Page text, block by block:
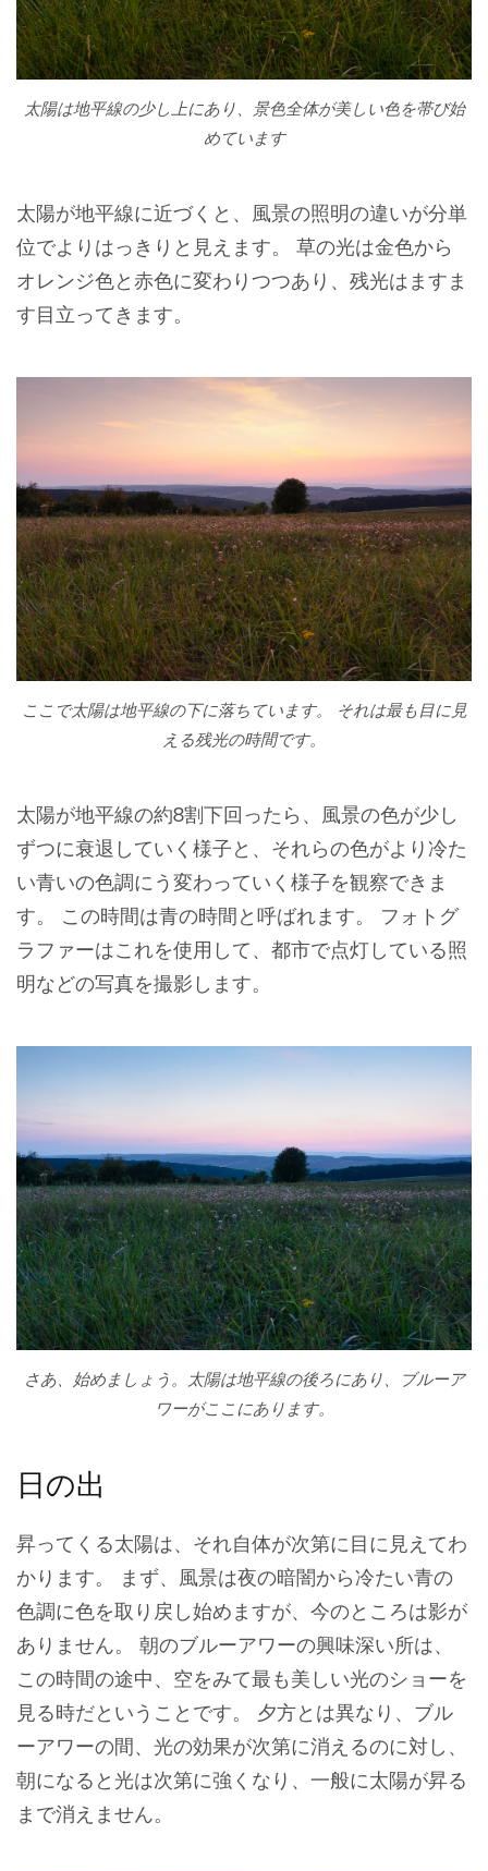
太陽は地平線の少し上にあり、景色全体が美しい色を帯び始
めています
太陽が地平線に近づくと、風景の照明の違いが分単
位でよりはっきりと見えます。 草の光は金色から
オレンジ色と赤色に変わりつつあり、残光はますま
す目立ってきます。
ここで太陽は地平線の下に落ちています。 それは最も目に見
える残光の時間です。
太陽が地平線の約8割下回ったら、風景の色が少し
ずつに衰退していく様子と、それらの色がより冷た
い青いの色調にう変わっていく様子を観察できま
す。 この時間は青の時間と呼ばれます。 フォトグ
ラファーはこれを使用して、都市で点灯している照
明などの写真を撮影します。
さあ、始めましょう。太陽は地平線の後ろにあり、ブルーア
ワーがここにあります。
日の出
昇ってくる太陽は、それ自体が次第に目に見えてわ
かります。 まず、風景は夜の暗闇から冷たい青の
色調に色を取り戻し始めますが、今のところは影が
ありません。 朝のブルーアワーの興味深い所は、
この時間の途中、空をみて最も美しい光のショーを
見る時だということです。 夕方とは異なり、ブル
ーアワーの間、光の効果が次第に消えるのに対し、
朝になると光は次第に強くなり、一般に太陽が昇る
まで消えません。